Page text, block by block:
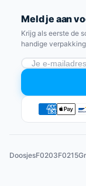
Meld je aan
Krijg als eerste de
handige
DoosjesF0203F0215